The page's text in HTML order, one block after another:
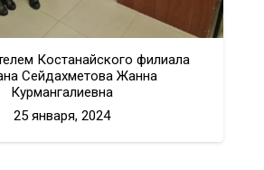
Костанайского филиала
Сейдахметова Жанна
Курмангалиевна
25 января, 2024